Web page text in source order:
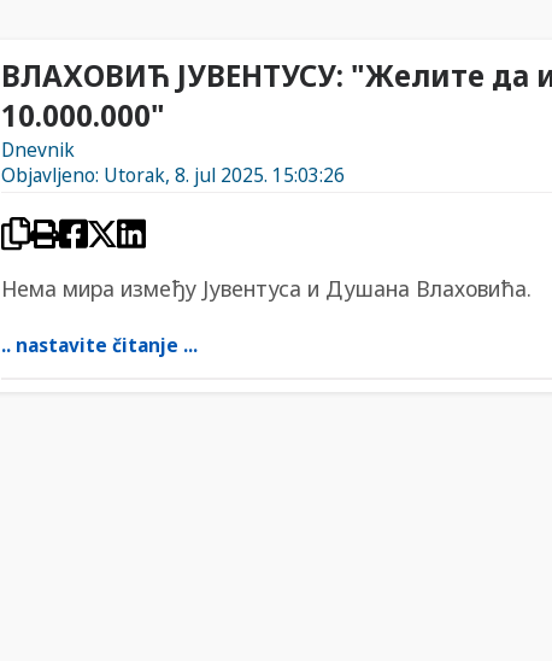
ВЛАХОВИЋ ЈУВЕНТУСУ: "Желите да
10.000.000"
Dnevnik
Objavljeno: Utorak, 8. jul 2025. 15:03:26
Нема мира између Јувентуса и Душана Влаховића.
.. nastavite čitanje ...